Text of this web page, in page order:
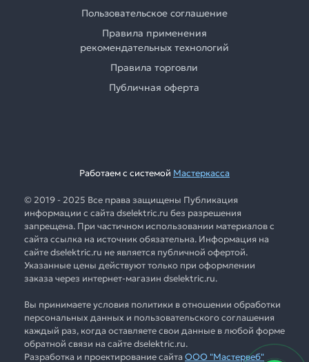
Пользовательское соглашение
Правила применения
рекомендательных технологий
Правила торговли
Публичная оферта
Работаем с системой Мастеркасса
© 2019 - 2025 Все права защищены Публикация
информации с сайта dselektric.ru без разрешения
запрещена. При частичном использовании материалов с
сайта ссылка на источник обязательна. Информация на
сайте dselektric.ru не является публичной офертой.
Указанные цены действуют только при оформлении
заказа через интернет-магазин dselektric.ru.
Вы принимаете условия политики в отношении обработки
персональных данных и пользовательского соглашения
каждый раз, когда оставляете свои данные в любой форме
обратной связи на сайте dselektric.ru.
Разработка и проектирование сайта ООО "Мастервеб"